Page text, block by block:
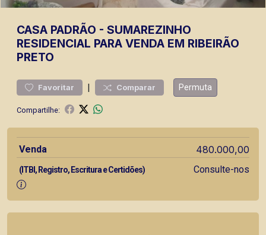
CASA PADRÃO - SUMAREZINHO
RESIDENCIAL PARA VENDA EM RIBEIRÃO
PRETO
Favoritar | Comparar Permuta
Compartilhe:
Venda 480.000,00
(ITBI, Registro, Escritura e Certidões) Consulte-nos